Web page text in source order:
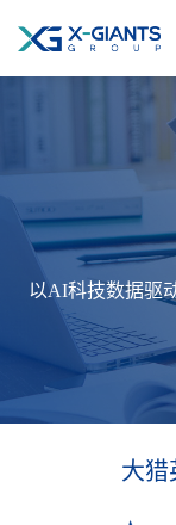
以AI科技数据驱
大猎